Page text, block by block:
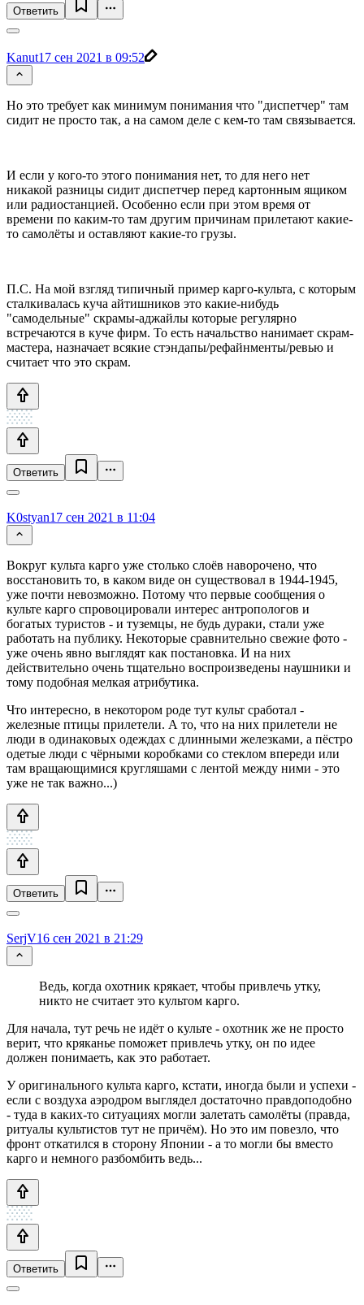
Ответить
Kanut17 сен 2021 в 09:52
Но это требует как минимум понимания что "диспетчер" там
сидит не просто так, а на самом деле с кем-то там связывается.
И если у кого-то этого понимания нет, то для него нет
никакой разницы сидит диспетчер перед картонным ящиком
или радиостанцией. Особенно если при этом время от
времени по каким-то там другим причинам прилетают какие-
то самолёты и оставляют какие-то грузы.
П.С. На мой взгляд типичный пример карго-культа, с которым
сталкивалась куча айтишников это какие-нибудь
"самодельные" скрамы-аджайлы которые регулярно
встречаются в куче фирм. То есть начальство нанимает скрам-
мастера, назначает всякие стэндапы/рефайнменты/ревью и
считает что это скрам.
Ответить
K0styan17 сен 2021 в 11:04
Вокруг культа карго уже столько слоёв наворочено, что
восстановить то, в каком виде он существовал в 1944-1945,
уже почти невозможно. Потому что первые сообщения о
культе карго спровоцировали интерес антропологов и
богатых туристов - и туземцы, не будь дураки, стали уже
работать на публику. Некоторые сравнительно свежие фото -
уже очень явно выглядят как постановка. И на них
действительно очень тщательно воспроизведены наушники и
тому подобная мелкая атрибутика.
Что интересно, в некотором роде тут культ сработал -
железные птицы прилетели. А то, что на них прилетели не
люди в одинаковых одеждах с длинными железками, а пёстро
одетые люди с чёрными коробками со стеклом впереди или
там вращающимися кругляшами с лентой между ними - это
уже не так важно...)
Ответить
SerjV16 сен 2021 в 21:29
Ведь, когда охотник крякает, чтобы привлечь утку,
никто не считает это культом карго.
Для начала, тут речь не идёт о культе - охотник же не просто
верит, что кряканье поможет привлечь утку, он по идее
должен понимаеть, как это работает.
У оригинального культа карго, кстати, иногда были и успехи -
если с воздуха аэродром выглядел достаточно правдоподобно
- туда в каких-то ситуациях могли залетать самолёты (правда,
ритуалы культистов тут не причём). Но это им повезло, что
фронт откатился в сторону Японии - а то могли бы вместо
карго и немного разбомбить ведь...
Ответить